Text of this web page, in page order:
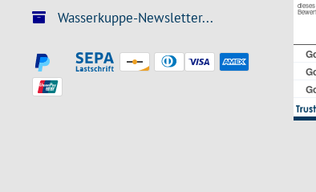
Wasserkuppe-Newsletter...